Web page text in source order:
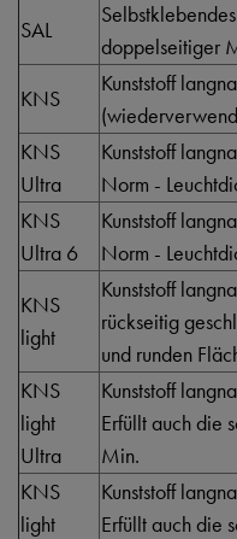
SAL
doppelseitiger
KNS
Kunststoff
KNS
Ultra
Kunststoff
Norm -
KNS
Ultra 6
Kunststoff
Norm -
KNS
light
Kunststoff
rückseitig
und runden
KNS
light
Ultra
Kunststoff
Erfüllt auch
Min.
KNS
light
Kunststoff
Erfüllt auch